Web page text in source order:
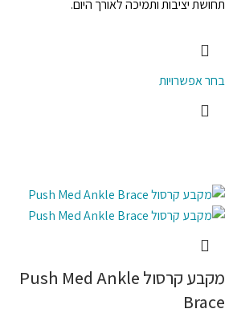
תחושת יציבות ותמיכה לאורך היום.
בחר אפשרויות
מקבע קרסול Push Med Ankle
Brace